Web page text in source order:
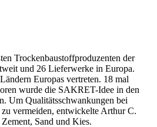
Trockenbaustoffproduzenten der
und 26 Lieferwerke in Europa.
Europas vertreten. 18 mal
wurde die SAKRET-Idee in den
Um Qualitätsschwankungen bei
vermeiden, entwickelte Arthur C.
Sand und Kies.